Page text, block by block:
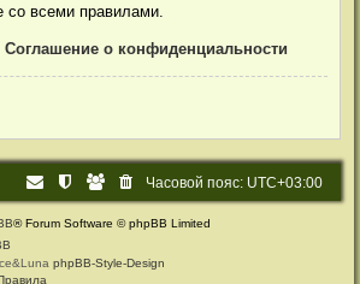
со всеми правилами.
Соглашение о конфиденциальности
Часовой пояс: UTC+03:00
® Forum Software © phpBB Limited
phpBB-Style-Design